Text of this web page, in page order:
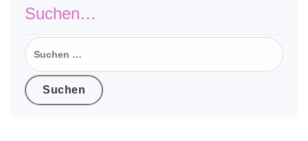
Suchen…
Suchen
nach: